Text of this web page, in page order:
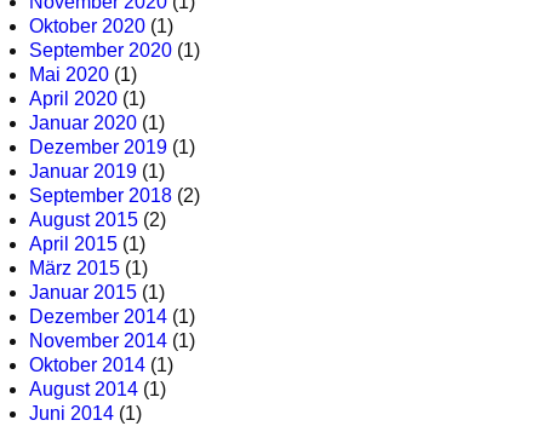
Oktober 2020 (1)
September 2020 (1)
Mai 2020 (1)
April 2020 (1)
Januar 2020 (1)
Dezember 2019 (1)
Januar 2019 (1)
September 2018 (2)
August 2015 (2)
April 2015 (1)
März 2015 (1)
Januar 2015 (1)
Dezember 2014 (1)
November 2014 (1)
Oktober 2014 (1)
August 2014 (1)
Juni 2014 (1)